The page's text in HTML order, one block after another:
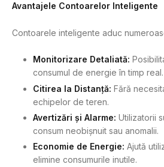
Avantajele Contoarelor Inteligente
Contoarele inteligente aduc
Monitorizare Detaliată:
consumul de energie în timp real.
Citirea la Distanță: Fără
echipelor de teren.
Avertizări și Alarme: Utilizatorii
consum neobișnuit sau anomalii.
Economie de Energie: Ajută
elimine consumurile inutile.